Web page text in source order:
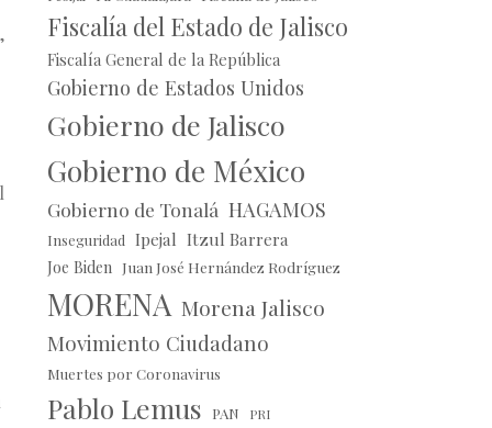
Fiscalía del Estado de Jalisco
Fiscalía General de la República
Gobierno de Estados Unidos
Gobierno de Jalisco
Gobierno de México
Gobierno de Tonalá HAGAMOS
Inseguridad Ipejal Itzul Barrera
Joe Biden Juan José Hernández Rodríguez
MORENA Morena Jalisco
Movimiento Ciudadano
Muertes por Coronavirus
Pablo Lemus PAN PRI